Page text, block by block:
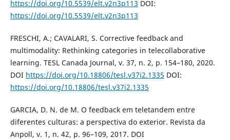
https://doi.org/10.5539/elt.v2n3p113 DOI:
https://doi.org/10.5539/elt.v2n3p113
FRESCHI, A.; CAVALARI, S. Corrective feedback and
multimodality: Rethinking categories in telecollaborative
learning. TESL Canada Journal, v. 37, n. 2, p. 154–180, 2020.
DOI https://doi.org/10.18806/tesl.v37i2.1335 DOI:
https://doi.org/10.18806/tesl.v37i2.1335
GARCIA, D. N. de M. O feedback em teletandem entre
diferentes culturas: a perspectiva do exterior. Revista da
Anpoll, v. 1, n. 42, p. 96–109, 2017. DOI